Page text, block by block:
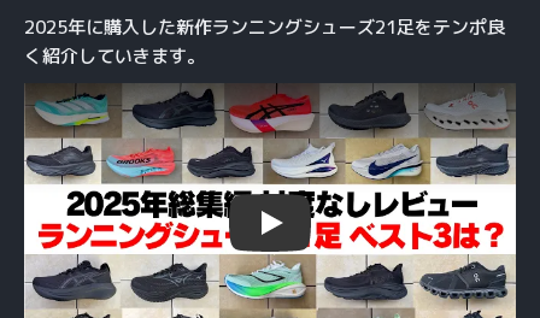
2025年に購入した新作ランニングシューズ21足をテンポ良
く紹介していきます。
Play